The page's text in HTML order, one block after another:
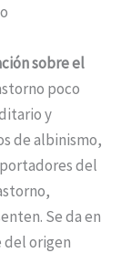
sobre el
poco
y
de albinismo,
del
Se da en
del origen